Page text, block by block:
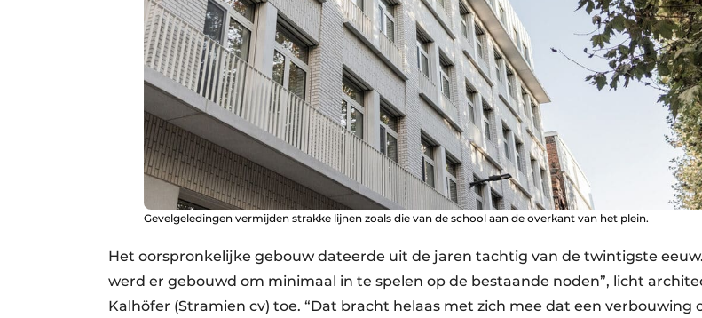
Gevelgeledingen vermijden strakke lijnen zoals die van de school aan de overkant van het plein.
Het oorspronkelijke gebouw dateerde uit de jaren tachtig van de twintigste
werd er gebouwd om minimaal in te spelen op de bestaande noden”, licht
Kalhöfer (Stramien cv) toe. “Dat bracht helaas met zich mee dat een verbouwing